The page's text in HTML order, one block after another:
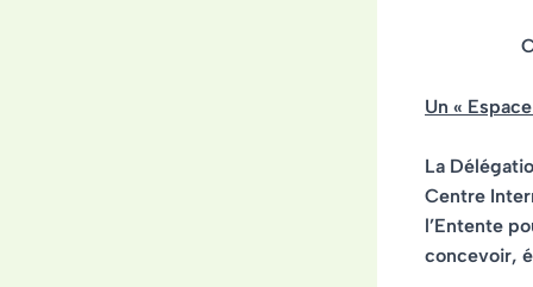
Un «
La
Centre
l’Entente
concevoir,